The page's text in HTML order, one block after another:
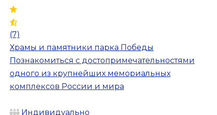
(7)
Храмы и памятники парка Победы
Познакомиться с достопримечательностями
одного из крупнейших мемориальных
комплексов России и мира
Индивидуально